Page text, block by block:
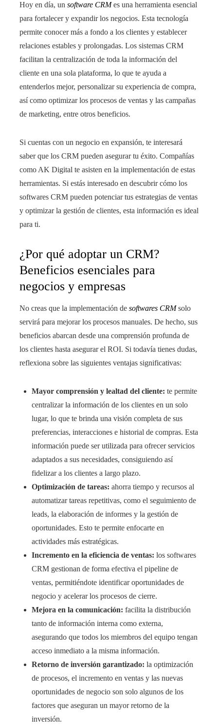
Hoy en día, un software CRMes una herramienta esencial
para fortalecer y expandir los negocios. Esta tecnología
permite conocer más a fondo a los clientes y establecer
relaciones estables y prolongadas. Los sistemas CRM
facilitan la centralización de toda la información del
cliente en una sola plataforma, lo que te ayuda a
entenderlos mejor, personalizar su experiencia de compra,
así como optimizar los procesos de ventas y las campañas
de marketing, entre otros beneficios.
Si cuentas con un negocio en expansión, te interesará
saber que los CRM pueden asegurar tu éxito. Compañías
como AK Digital te asisten en la implementación de estas
herramientas. Si estás interesado en descubrir cómo los
softwares CRM pueden potenciar tus estrategias de ventas
y optimizar la gestión de clientes, esta información es ideal
para ti.
¿Por qué adoptar un CRM?
Beneficios esenciales para
negocios y empresas
No creas que la implementación de softwares CRMsolo
servirá para mejorar los procesos manuales. De hecho, sus
beneficios abarcan desde una comprensión profunda de
los clientes hasta asegurar el ROI. Si todavía tienes dudas,
reflexiona sobre las siguientes ventajas significativas:
Mayor comprensión y lealtad del cliente: te permite
centralizar la información de los clientes en un solo
lugar, lo que te brinda una visión completa de sus
preferencias, interacciones e historial de compras. Esta
información puede ser utilizada para ofrecer servicios
adaptados a sus necesidades, consiguiendo así
fidelizar a los clientes a largo plazo.
Optimización de tareas: ahorra tiempo y recursos al
automatizar tareas repetitivas, como el seguimiento de
leads, la elaboración de informes y la gestión de
oportunidades. Esto te permite enfocarte en
actividades más estratégicas.
Incremento en la eficiencia de ventas: los softwares
CRM gestionan de forma efectiva el pipeline de
ventas, permitiéndote identificar oportunidades de
negocio y acelerar los procesos de cierre.
Mejora en la comunicación: facilita la distribución
tanto de información interna como externa,
asegurando que todos los miembros del equipo tengan
acceso inmediato a la misma información.
Retorno de inversión garantizado: la optimización
de procesos, el incremento en ventas y las nuevas
oportunidades de negocio son solo algunos de los
factores que aseguran un mayor retorno de la
inversión.